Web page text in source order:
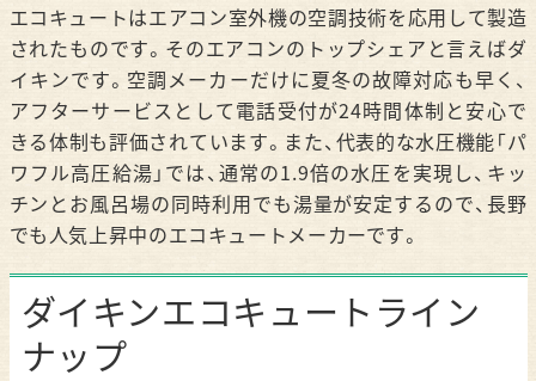
エコキュートはエアコン室外機の空調技術を応用して製造
されたものです。そのエアコンのトップシェアと言えばダ
イキンです。空調メーカーだけに夏冬の故障対応も早く、
アフターサービスとして電話受付が24時間体制と安心で
きる体制も評価されています。また、代表的な水圧機能「パ
ワフル高圧給湯」では、通常の1.9倍の水圧を実現し、キッ
チンとお風呂場の同時利用でも湯量が安定するので、長野
でも人気上昇中のエコキュートメーカーです。
ダイキンエコキュートライン
ナップ